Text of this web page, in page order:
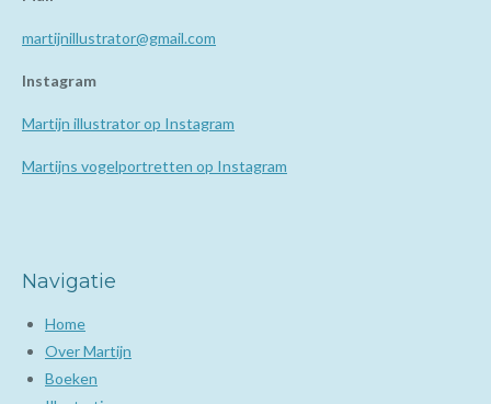
martijnillustrator@gmail.com
Instagram
Martijn illustrator op Instagram
Martijns vogelportretten op Instagram
Navigatie
Home
Over Martijn
Boeken